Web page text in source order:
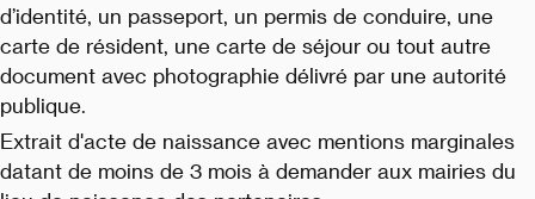
d’identité, un passeport, un permis de conduire, une
carte de résident, une carte de séjour ou tout autre
document avec photographie délivré par une autorité
publique.
Extrait d'acte de naissance avec mentions marginales
datant de moins de 3 mois à demander aux mairies du